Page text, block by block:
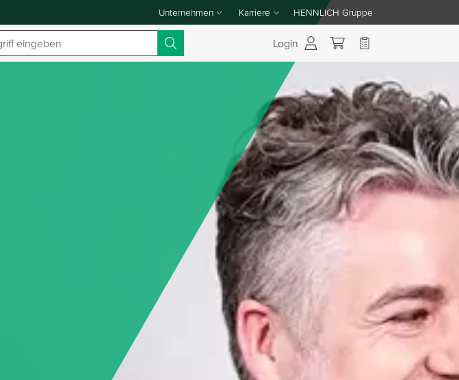
Unternehmen
Dropdown-Menü Unternehmen umschalten
Karriere
Dropdown-Menü Karriere umschalten
HENNLICH Gruppe
Login